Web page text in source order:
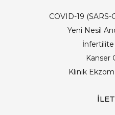
COVID-19
Yeni Nesil
Kanser
Klinik